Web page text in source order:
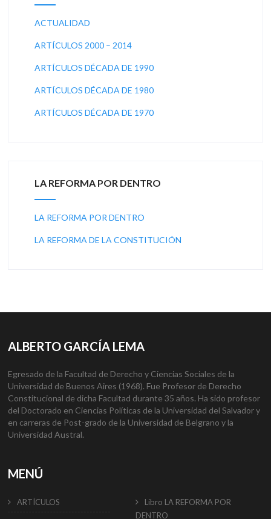
ACTUALIDAD
ARTÍCULOS 2000 – 2014
ARTÍCULOS DÉCADA DE 1990
ARTÍCULOS DÉCADA DE 1980
ARTÍCULOS DÉCADA DE 1970
LA REFORMA POR DENTRO
LA REFORMA POR DENTRO
LA REFORMA DE LA CONSTITUCIÓN
ALBERTO GARCÍA LEMA
Egresado de la Facultad de Derecho y Ciencias Sociales de la
Universidad de Buenos Aires (1968). Fue Profesor de Derecho
Constitucional de dicha Facultad durante 35 años. Ha sido profesor
del Doctorado en Ciencias Políticas de la Universidad del Salvador y
en carreras de Post-grado de la Universidad de Belgrano y la
Universidad Austral.
MENÚ
ARTÍCULOS
Libro LA REFORMA POR
DENTRO